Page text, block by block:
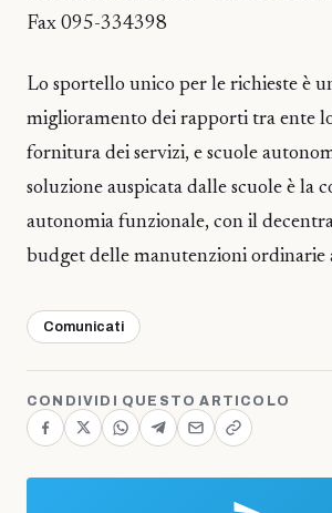
Fax 095-334398
Lo sportello unico per le richieste è
miglioramento dei rapporti tra ente
fornitura dei servizi, e scuole
soluzione auspicata dalle scuole è la
autonomia funzionale, con il
budget delle manutenzioni ordinarie
Comunicati
CONDIVIDI QUESTO ARTICOLO